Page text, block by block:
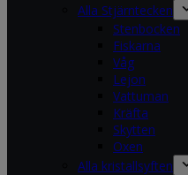
Alla Stjärntecken
Stenbocken
Fiskarna
Våg
Lejon
Vattuman
Kräfta
Skytten
Oxen
Alla kristallsyften